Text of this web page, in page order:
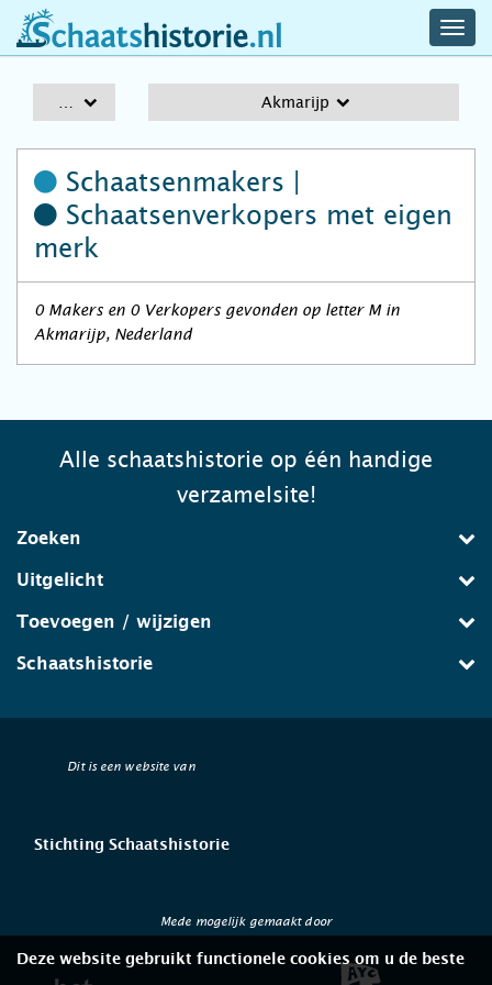
schaatshistorie.nl
Akmarijp
Schaatsenmakers |
Schaatsenverkopers met eigen
merk
0 Makers en 0 Verkopers gevonden op letter M in
Akmarijp, Nederland
Alle schaatshistorie op één handige
verzamelsite!
Zoeken
Uitgelicht
Toevoegen / wijzigen
Schaatshistorie
Dit is een website van
Stichting Schaatshistorie
Mede mogelijk gemaakt door
Deze website gebruikt functionele cookies om u de beste